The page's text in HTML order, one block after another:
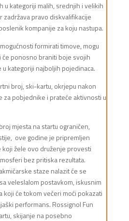
u kategoriji malih, srednjih i velikih
zadržava pravo diskvalifikacije
kompanije za koju nastupa.
formirati timove, mogu
ponosno braniti boje svojih
u kategoriji najboljih pojedinaca.
broj, ski-kartu, okrjepu nakon
za pobjednike i prateće aktivnosti u
mjesta na startu ograničen,
ove godine je pripremljen
koji žele ovo druženje provesti
bez pritiska rezultata.
staze nalazit će se
veleslalom postavkom, iskusnim
koji će tokom večeri moći pokazati
performans. Rossignol Fun
skijanje na posebno